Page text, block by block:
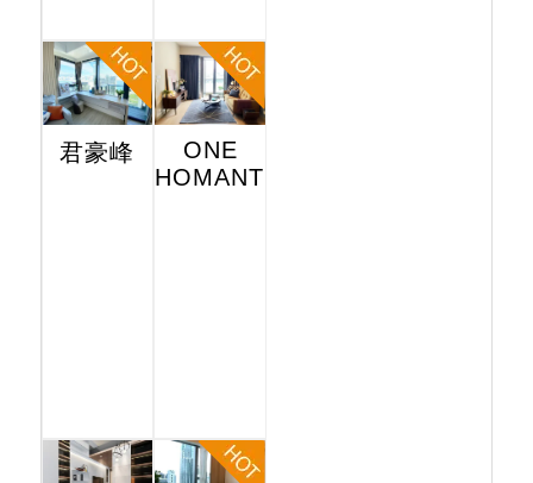
君豪峰
ONE
HOMANTIN